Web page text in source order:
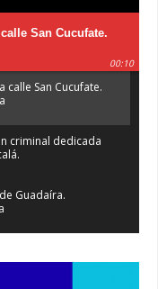
San Cucufate.
00:10
calle San Cucufate.
criminal dedicada
Guadaíra.